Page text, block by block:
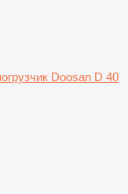
Doosan D 40